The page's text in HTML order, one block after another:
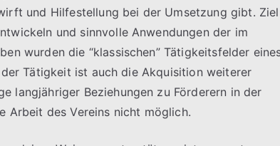
und Hilfestellung bei der Umsetzung gibt.
und sinnvolle Anwendungen der im
wurden die “klassischen” Tätigkeitsfelder
Tätigkeit ist auch die Akquisition weiterer
langjähriger Beziehungen zu Förderern in der
Arbeit des Vereins nicht möglich.